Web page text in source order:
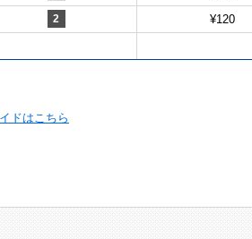
2 ¥120
ドはこちら